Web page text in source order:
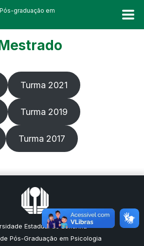
graduação em
Turma 2021
Turma 2019
Turma 2017
Estadual de Londrina
Pós-Graduação em Psicologia